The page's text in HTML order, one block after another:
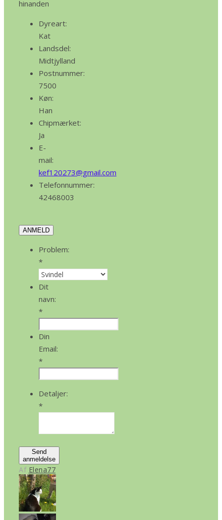
hinanden
Dyreart:
Kat
Landsdel:
Midtjylland
Postnummer:
7500
Køn:
Han
Chipmærket:
Ja
E-
mail:
kef120273@gmail.com
Telefonnummer:
42468003
ANMELD
Problem:
*
Dit
navn:
*
Din
Email:
*
Detaljer:
*
Send
anmeldelse
Af Elena77